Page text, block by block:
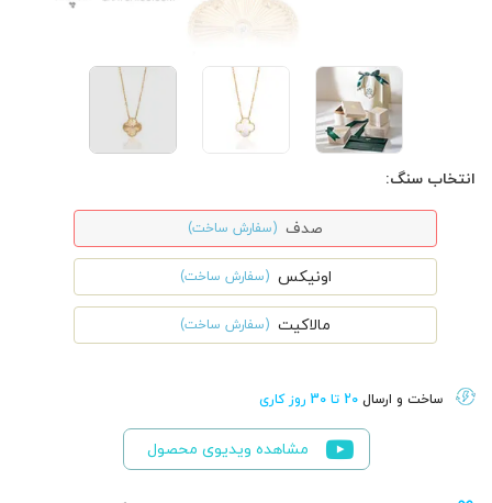
انتخاب سنگ:
صدف (سفارش ساخت)
اونیکس (سفارش ساخت)
مالاکیت (سفارش ساخت)
ساخت و ارسال 20 تا 30 روز کاری
مشاهده ویدیوی محصول